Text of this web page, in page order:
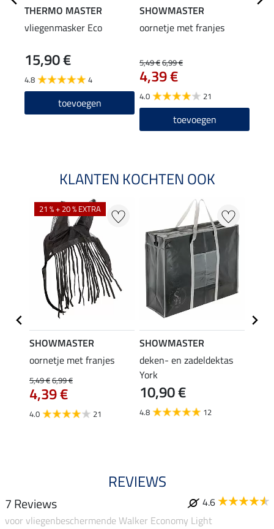
THERMO MASTER
vliegenmasker Eco
15,90 €
4.8 4
toevoegen
SHOWMASTER
oornetje met franjes
5,49 €6,99 €
4,39 €
4.0 21
toevoegen
KLANTEN KOCHTEN OOK
21 % + 20 % EXTRA
SHOWMASTER
oornetje met franjes
5,49 €6,99 €
4,39 €
4.0 21
SHOWMASTER
deken- en zadeldektas
York
10,90 €
4.8 12
REVIEWS
7 Reviews
4.6
voor vliegenbeschermende Walker Economy Light